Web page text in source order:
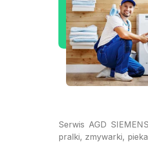
Serwis AGD
pralki, zmywarki,